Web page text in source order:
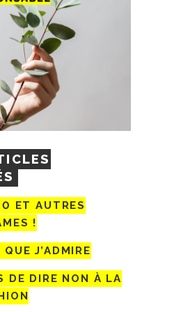
ET AUTRES
!
J’ADMIRE
DE DIRE NON À LA